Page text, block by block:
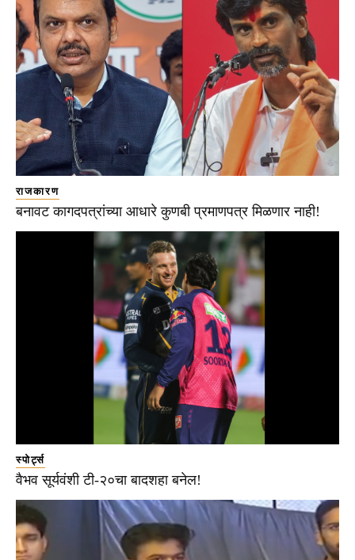
राजकारण
बनावट कागदपत्रांच्या आधारे कुणबी प्रमाणपत्र मिळणार नाही!
स्पोर्ट्स
वैभव सूर्यवंशी टी-२०चा बादशहा बनेल!